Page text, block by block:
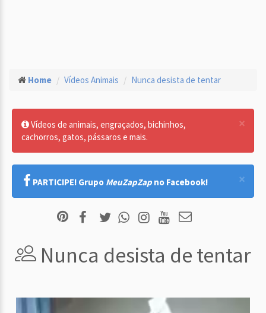
Home Vídeos Animais Nunca desista de tentar
×
Vídeos de animais, engraçados, bichinhos,
cachorros, gatos, pássaros e mais.
×
PARTICIPE! Grupo MeuZapZap no Facebook!
Nunca desista de tentar